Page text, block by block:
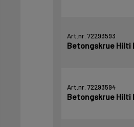
Art.nr. 72293593
Betongskrue Hilti
Art.nr. 72293594
Betongskrue Hilti